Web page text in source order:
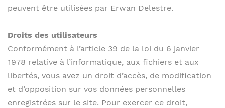
peuvent être utilisées par Erwan Delestre.
Droits des utilisateurs
Conformément à l’article 39 de la loi du 6 janvier
1978 relative à l’informatique, aux fichiers et aux
libertés, vous avez un droit d’accès, de modification
et d’opposition sur vos données personnelles
enregistrées sur le site. Pour exercer ce droit,